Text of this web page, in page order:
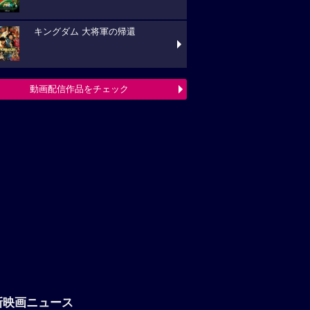
キングダム 大将軍の帰還
動画配信作品をチェック
映画ニュース